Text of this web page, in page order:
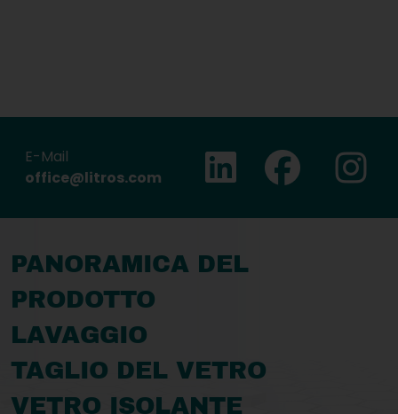
E-Mail
office@litros.com
Linkedin Facebook
PANORAMICA DEL
PRODOTTO
LAVAGGIO
TAGLIO DEL VETRO
VETRO ISOLANTE